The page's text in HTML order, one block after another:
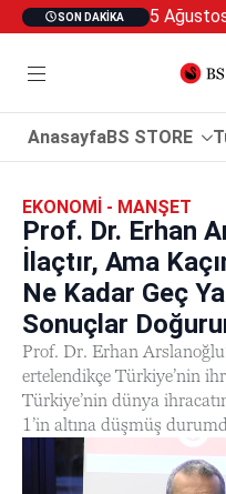
SON DAKIKA
AnasayfaBS STORE
EKONOMI - MANŞET
Prof. Dr. Erhan
İlaçtır, Ama
Ne Kadar Geç
Sonuçlar
Prof. Dr. Erhan
ertelendikçe Türkiye’nin
Türkiye’nin dünya
1’in altına düşmüş